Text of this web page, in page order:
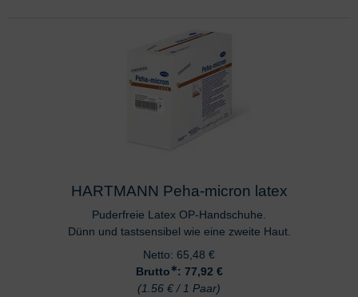
HARTMANN Peha-micron latex
Puderfreie Latex OP-Handschuhe.
Dünn und tastsensibel wie eine zweite Haut.
Netto: 65,48 €
Brutto∗: 77,92 €
(1.56 € / 1 Paar)